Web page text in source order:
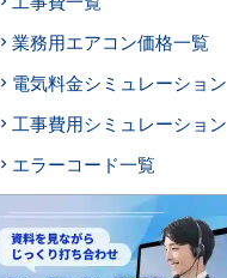
星5
星5
starstarstar
業務用エアコン価格一覧
電気料金シミュレーション
工事費用シミュレーション
エラーコード一覧